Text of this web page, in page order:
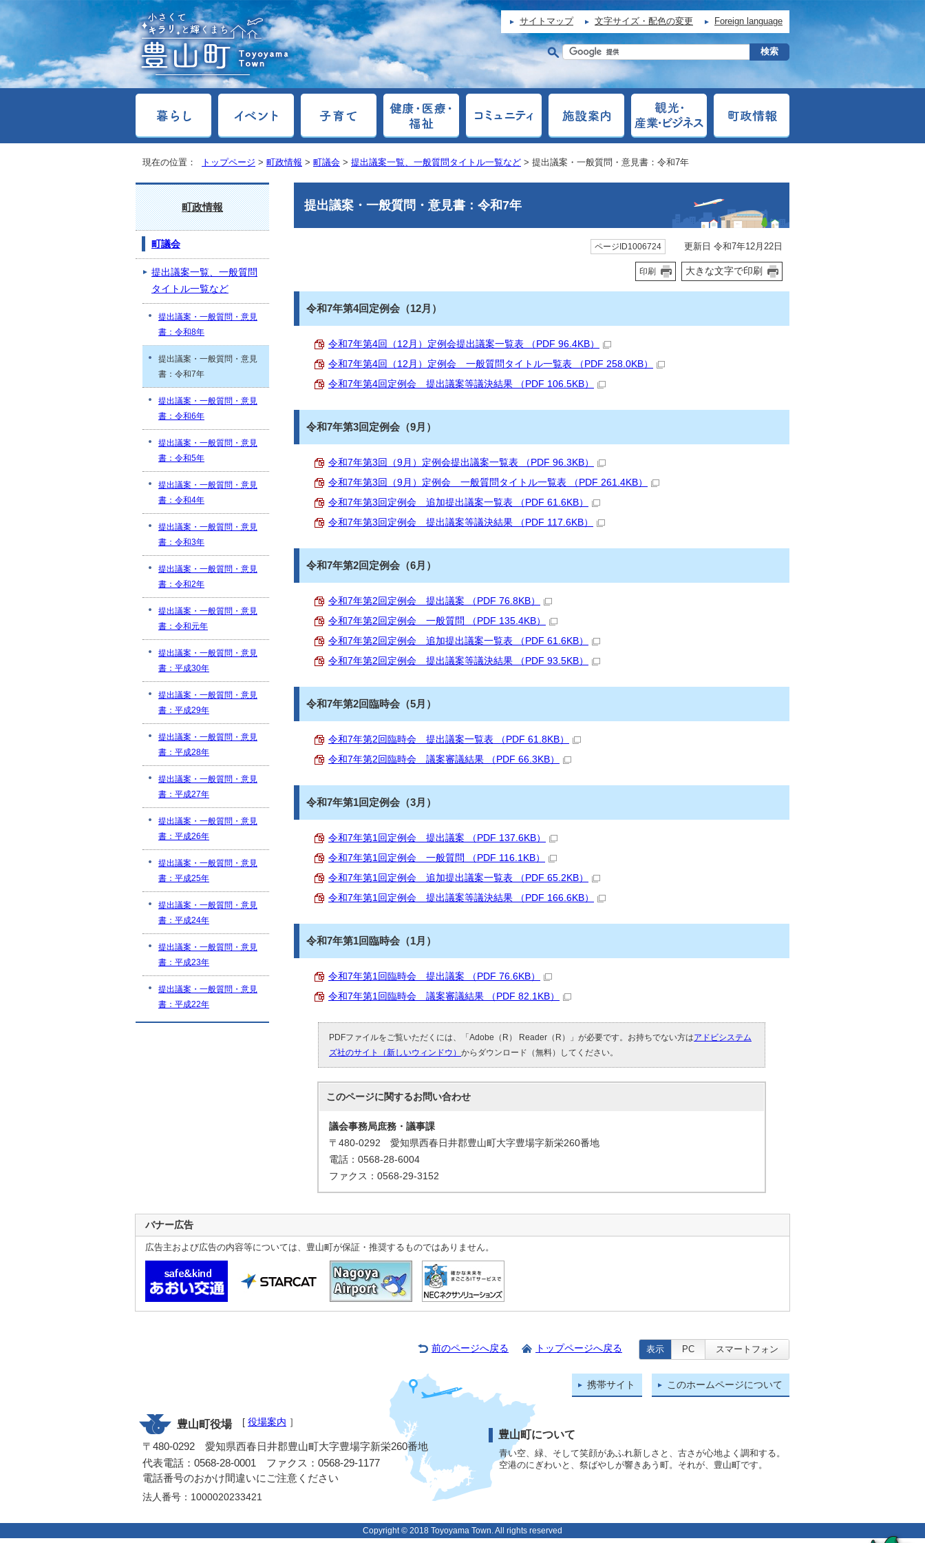
サイトマップ 文字サイズ・配色の変更 Foreign language
現在の位置： トップページ > 町政情報 > 町議会 > 提出議案一覧、一般質問タイトル一覧など > 提出議案・一般質問・意見書：令和7年
提出議案・一般質問・意見書：令和7年
ページID1006724 更新日 令和7年12月22日
印刷 大きな文字で印刷
令和7年第4回定例会（12月）
令和7年第4回（12月）定例会提出議案一覧表 （PDF 96.4KB）
令和7年第4回（12月）定例会 一般質問タイトル一覧表 （PDF 258.0KB）
令和7年第4回定例会 提出議案等議決結果 （PDF 106.5KB）
令和7年第3回定例会（9月）
令和7年第3回（9月）定例会提出議案一覧表 （PDF 96.3KB）
令和7年第3回（9月）定例会 一般質問タイトル一覧表 （PDF 261.4KB）
令和7年第3回定例会 追加提出議案一覧表 （PDF 61.6KB）
令和7年第3回定例会 提出議案等議決結果 （PDF 117.6KB）
令和7年第2回定例会（6月）
令和7年第2回定例会 提出議案 （PDF 76.8KB）
令和7年第2回定例会 一般質問 （PDF 135.4KB）
令和7年第2回定例会 追加提出議案一覧表 （PDF 61.6KB）
令和7年第2回定例会 提出議案等議決結果 （PDF 93.5KB）
令和7年第2回臨時会（5月）
令和7年第2回臨時会 提出議案一覧表 （PDF 61.8KB）
令和7年第2回臨時会 議案審議結果 （PDF 66.3KB）
令和7年第1回定例会（3月）
令和7年第1回定例会 提出議案 （PDF 137.6KB）
令和7年第1回定例会 一般質問 （PDF 116.1KB）
令和7年第1回定例会 追加提出議案一覧表 （PDF 65.2KB）
令和7年第1回定例会 提出議案等議決結果 （PDF 166.6KB）
令和7年第1回臨時会（1月）
令和7年第1回臨時会 提出議案 （PDF 76.6KB）
令和7年第1回臨時会 議案審議結果 （PDF 82.1KB）
PDFファイルをご覧いただくには、「Adobe（R） Reader（R）」が必要です。お持ちでない方はアドビシステム
ズ社のサイト（新しいウィンドウ） からダウンロード（無料）してください。
このページに関するお問い合わせ
議会事務局庶務・議事課
〒480-0292 愛知県西春日井郡豊山町大字豊場字新栄260番地
電話：0568-28-6004
ファクス：0568-29-3152
町政情報
町議会
提出議案一覧、一般質問
タイトル一覧など
提出議案・一般質問・意見
書：令和8年
提出議案・一般質問・意見
書：令和7年
提出議案・一般質問・意見
書：令和6年
提出議案・一般質問・意見
書：令和5年
提出議案・一般質問・意見
書：令和4年
提出議案・一般質問・意見
書：令和3年
提出議案・一般質問・意見
書：令和2年
提出議案・一般質問・意見
書：令和元年
提出議案・一般質問・意見
書：平成30年
提出議案・一般質問・意見
書：平成29年
提出議案・一般質問・意見
書：平成28年
提出議案・一般質問・意見
書：平成27年
提出議案・一般質問・意見
書：平成26年
提出議案・一般質問・意見
書：平成25年
提出議案・一般質問・意見
書：平成24年
提出議案・一般質問・意見
書：平成23年
提出議案・一般質問・意見
書：平成22年
バナー広告
広告主および広告の内容等については、豊山町が保証・推奨するものではありません。
前のページへ戻る トップページへ戻る 表示 PC スマートフォン
携帯サイト このホームページについて
豊山町役場 [ 役場案内 ］
〒480-0292 愛知県西春日井郡豊山町大字豊場字新栄260番地
代表電話：0568-28-0001 ファクス：0568-29-1177
電話番号のおかけ間違いにご注意ください
法人番号：1000020233421
豊山町について
青い空、緑、そして笑顔があふれ新しさと、古さが心地よく調和する。
空港のにぎわいと、祭ばやしが響きあう町。それが、豊山町です。
Copyright © 2018 Toyoyama Town. All rights reserved